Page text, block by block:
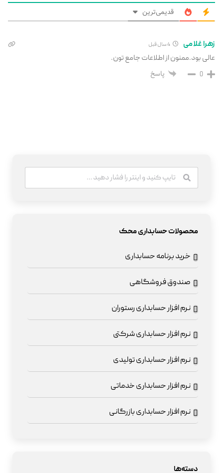
قدیمی‌ترین
زهرا غلامی 4 سال قبل
عالی بود.ممنون از اطلاعات جامع تون.
0 پاسخ
محصولات حسابداری محک
خرید برنامه حسابداری
صندوق فروشگاهی
نرم افزار حسابداری رستوران
نرم افزار حسابداری شرکتی
نرم افزار حسابداری تولیدی
نرم افزار حسابداری خدماتی
نرم افزار حسابداری بازرگانی
دسته‌ها